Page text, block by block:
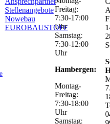
Stellenangebote
Nowebau
EUROBAUSTOFF
Freitag:
7:30-17:00
Uhr
Samstag:
7:30-12:00
Uhr
Hambergen:
Montag-
Freitag:
7:30-18:00
Uhr
Samstag: